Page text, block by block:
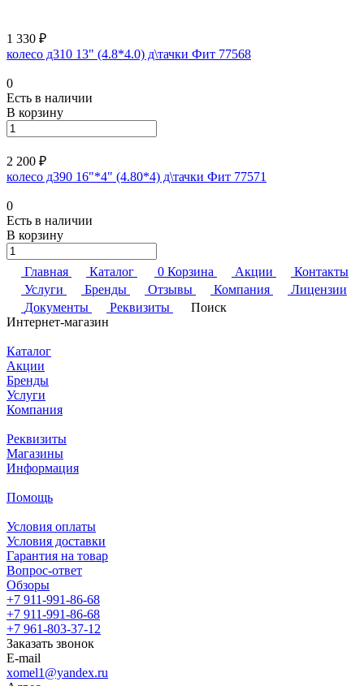
1 330 ₽
колесо д310 13" (4.8*4.0) д\тачки Фит 77568
0
Есть в наличии
В корзину
2 200 ₽
колесо д390 16"*4" (4.80*4) д\тачки Фит 77571
0
Есть в наличии
В корзину
Главная Каталог 0 Корзина Акции
Контакты
Услуги
Бренды Отзывы Компания
Лицензии
Документы
Реквизиты
Поиск
Интернет-магазин
Каталог
Акции
Бренды
Услуги
Компания
Реквизиты
Магазины
Информация
Помощь
Условия оплаты
Условия доставки
Гарантия на товар
Вопрос-ответ
Обзоры
+7 911-991-86-68
+7 911-991-86-68
+7 961-803-37-12
Заказать звонок
E-mail
xomel1@yandex.ru